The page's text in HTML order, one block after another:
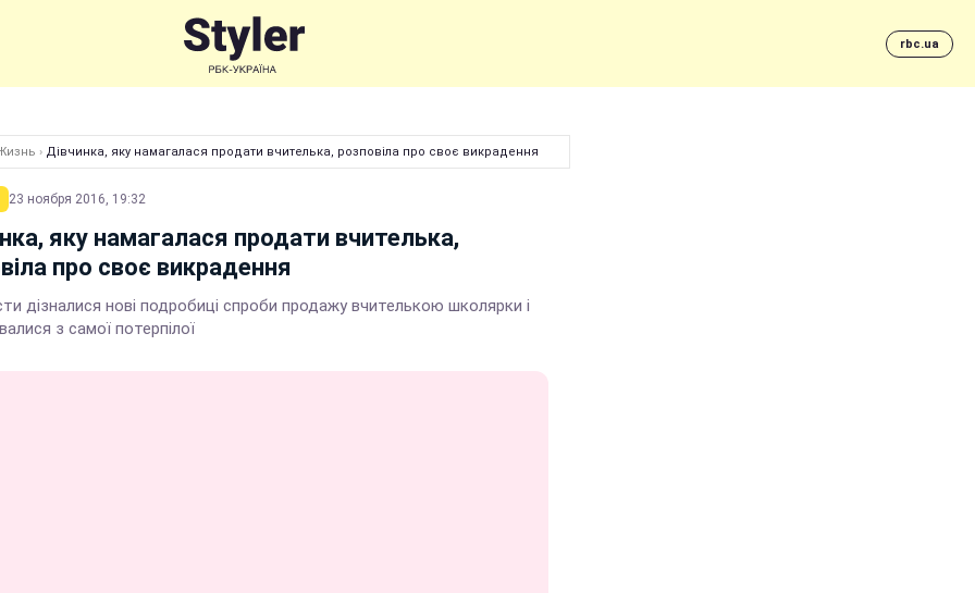
rbc.ua
› Дівчинка, яку намагалася продати вчителька, розповіла про своє викрадення
23 ноября 2016, 19:32
яку намагалася продати вчителька,
про своє викрадення
дізналися нові подробиці спроби продажу вчителькою школярки і
з самої потерпілої